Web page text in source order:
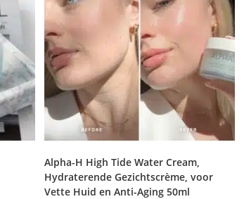
Alpha-H High Tide Water Cream,
Hydraterende Gezichtscrème, voor
Vette Huid en Anti-Aging 50ml